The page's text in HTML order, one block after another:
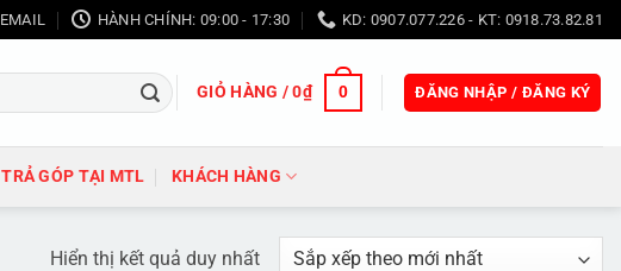
EMAIL HÀNH CHÍNH: 09:00 - 17:30 KD: 0907.077.226 - KT: 0918.73.82.81
GIỎ HÀNG /0₫ 0 ĐĂNG NHẬP / ĐĂNG KÝ
TRẢ GÓP TẠI MTL KHÁCH HÀNG
Hiển thị kết quả duy nhất